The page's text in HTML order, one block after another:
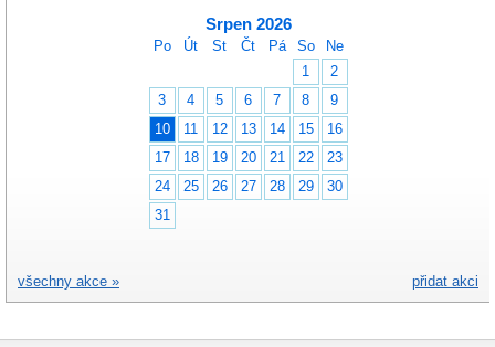
Srpen 2026
Po Út St Čt Pá So
Ne
1
2
3
4 5 6 7 8
9
10
11 12 13 14 15
16
17
18 19 20 21 22
23
24
25 26 27 28 29
30
31
přidat akci
všechny akce »